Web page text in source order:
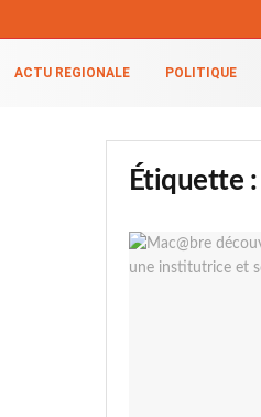
ACTU REGIONALE POLITIQUE
Étiquette :